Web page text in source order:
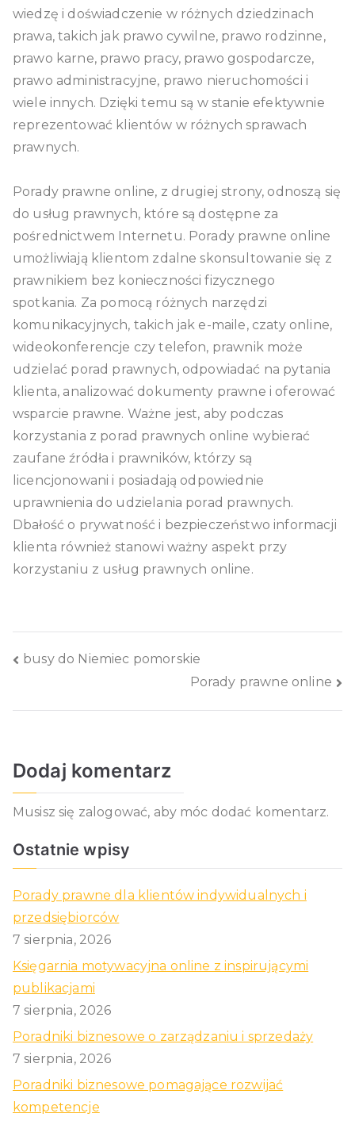
wiedzę i doświadczenie w różnych dziedzinach
prawa, takich jak prawo cywilne, prawo rodzinne,
prawo karne, prawo pracy, prawo gospodarcze,
prawo administracyjne, prawo nieruchomości i
wiele innych. Dzięki temu są w stanie efektywnie
reprezentować klientów w różnych sprawach
prawnych.
Porady prawne online, z drugiej strony, odnoszą się
do usług prawnych, które są dostępne za
pośrednictwem Internetu. Porady prawne online
umożliwiają klientom zdalne skonsultowanie się z
prawnikiem bez konieczności fizycznego
spotkania. Za pomocą różnych narzędzi
komunikacyjnych, takich jak e-maile, czaty online,
wideokonferencje czy telefon, prawnik może
udzielać porad prawnych, odpowiadać na pytania
klienta, analizować dokumenty prawne i oferować
wsparcie prawne. Ważne jest, aby podczas
korzystania z porad prawnych online wybierać
zaufane źródła i prawników, którzy są
licencjonowani i posiadają odpowiednie
uprawnienia do udzielania porad prawnych.
Dbałość o prywatność i bezpieczeństwo informacji
klienta również stanowi ważny aspekt przy
korzystaniu z usług prawnych online.
Nawigacja
busy do Niemiec pomorskie
Porady prawne online
Dodaj komentarz
Musisz się zalogować, aby móc dodać komentarz.
Ostatnie wpisy
Porady prawne dla klientów indywidualnych i
przedsiębiorców
7 sierpnia, 2026
Księgarnia motywacyjna online z inspirującymi
publikacjami
7 sierpnia, 2026
Poradniki biznesowe o zarządzaniu i sprzedaży
7 sierpnia, 2026
Poradniki biznesowe pomagające rozwijać
kompetencje